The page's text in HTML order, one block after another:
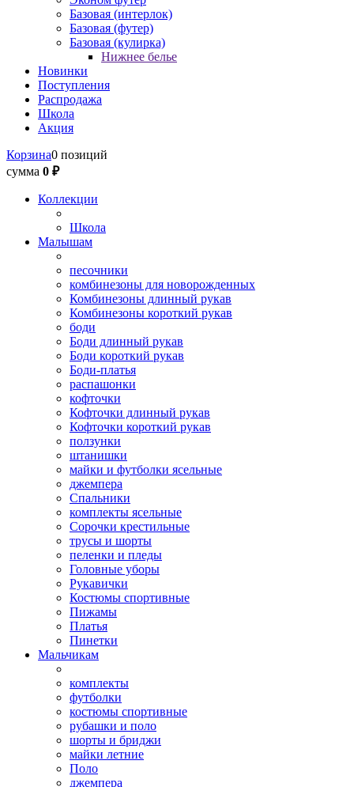
Базовая (интерлок)
Базовая (футер)
Базовая (кулирка)
Нижнее белье
Новинки
Поступления
Распродажа
Школа
Акция
Корзина0 позиций
сумма 0 ₽
Коллекции
Школа
Малышам
песочники
комбинезоны для новорожденных
Комбинезоны длинный рукав
Комбинезоны короткий рукав
боди
Боди длинный рукав
Боди короткий рукав
Боди-платья
распашонки
кофточки
Кофточки длинный рукав
Кофточки короткий рукав
ползунки
штанишки
майки и футболки ясельные
джемпера
Спальники
комплекты ясельные
Сорочки крестильные
трусы и шорты
пеленки и пледы
Головные уборы
Рукавички
Костюмы спортивные
Пижамы
Платья
Пинетки
Мальчикам
комплекты
футболки
костюмы спортивные
рубашки и поло
шорты и бриджи
майки летние
Поло
джемпера